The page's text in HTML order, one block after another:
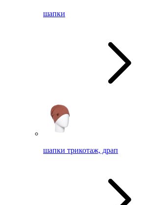
шапки
шапки трикотаж, драп